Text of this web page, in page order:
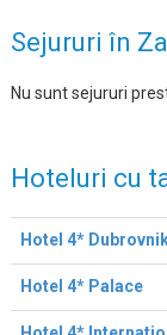
Sejururi în
Nu sunt sejururi
Hoteluri cu
Hotel 4*
Hotel 4* Palace